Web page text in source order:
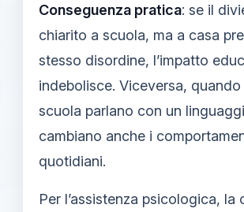
Conseguenza pratica: se il
chiarito a scuola, ma a casa
stesso disordine, l’impatto
indebolisce. Viceversa,
scuola parlano con un
cambiano anche i
quotidiani.
Per l’assistenza psicologica, la